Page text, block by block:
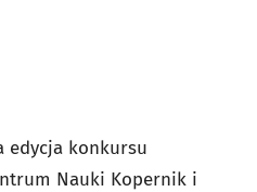
edycja konkursu
Nauki Kopernik i